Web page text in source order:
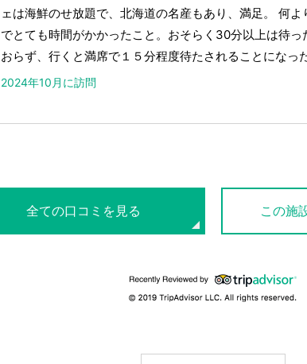
ェは海鮮のせ放題で、北海道の名産もあり、満足。 何
でとても時間がかかったこと。おそらく30分以上は待
おらず、行くと満席で１５分程度待たされることになっ
2024年10月に訪問
全ての口コミを見る この施